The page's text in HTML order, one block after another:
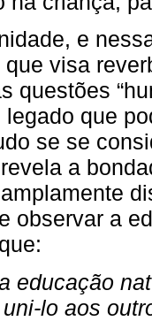
e
visa
questões
que
se se
a
observar a
educação
lo aos